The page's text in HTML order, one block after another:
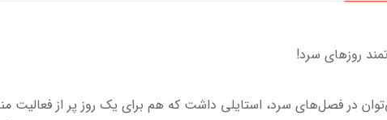
روزهای سرد!
در فصل‌های سرد، استایلی داشت که هم برای یک روز پر از فعالیت